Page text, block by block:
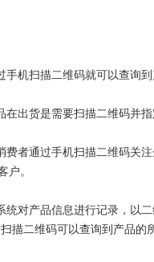
机扫描二维码就可以查询
出货是需要扫描二维码并
者通过手机扫描二维码关
户。
对产品信息进行记录，以
二维码可以查询到产品的